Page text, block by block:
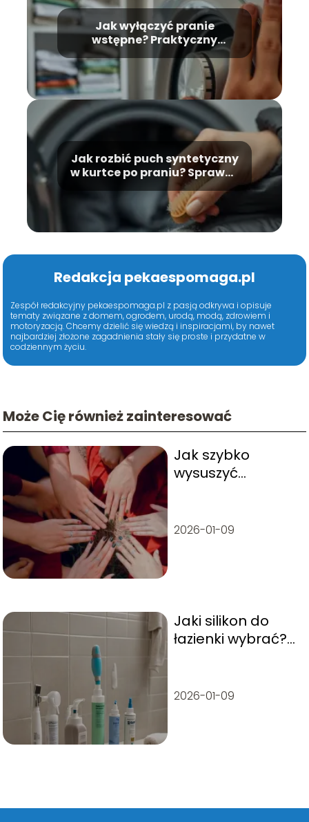
Jak wyłączyć pranie
wstępne? Praktyczny
przewodnik krok po kroku
Jak rozbić puch syntetyczny
w kurtce po praniu? Sprawdź
skuteczne metody!
Redakcja pekaespomaga.pl
Zespół redakcyjny pekaespomaga.pl z pasją odkrywa i opisuje
tematy związane z domem, ogrodem, urodą, modą, zdrowiem i
motoryzacją. Chcemy dzielić się wiedzą i inspiracjami, by nawet
najbardziej złożone zagadnienia stały się proste i przydatne w
codziennym życiu.
Może Cię również zainteresować
Jak szybko
wysuszyć
2026-01-09
Jaki silikon do
łazienki wybrać?
uszczelnienia
2026-01-09